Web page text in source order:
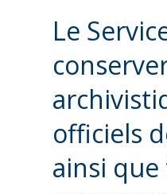
Le
officiels
ainsi